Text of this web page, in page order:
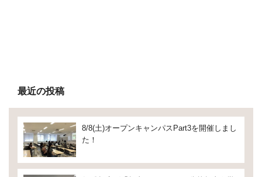
最近の投稿
8/8(土)オープンキャンパスPart3を開催しまし
た！